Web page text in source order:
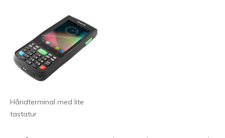
Håndterminal med lite
tastatur